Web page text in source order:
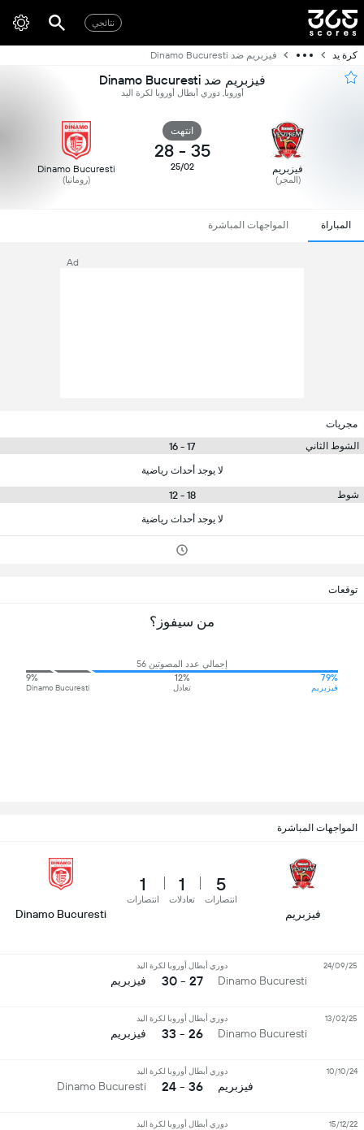
نتائجي
كرة يد فيزبريم ضد Dinamo Bucuresti
فيزبريم ضد Dinamo Bucuresti
أوروبا, دوري أبطال أوروبا لكرة اليد
فيزبريم
(المجر)
انتهت
35
-
28
25/02
Dinamo Bucuresti
(رومانيا)
المباراة المواجهات المباشرة
Ad
مجريات
الشوط الثاني
17 - 16
لا يوجد أحداث رياضية
شوط 18 - 12
لا يوجد أحداث رياضية
توقعات
من سيفوز؟
إجمالي عدد المصوتين 56
79%
فيزبريم
12%
تعادل
9%
Dinamo Bucuresti
المواجهات المباشرة
فيزبريم
5
انتصارات
1
تعادلات
1
انتصارات
Dinamo Bucuresti
Dinamo Bucuresti
دوري أبطال أوروبا لكرة اليد
27 - 30 فيزبريم
24/09/25
Dinamo Bucuresti
دوري أبطال أوروبا لكرة اليد
26 - 33 فيزبريم
13/02/25
فيزبريم
دوري أبطال أوروبا لكرة اليد
36 - 24
Dinamo Bucuresti
10/10/24
دوري أبطال أوروبا لكرة اليد 15/12/22